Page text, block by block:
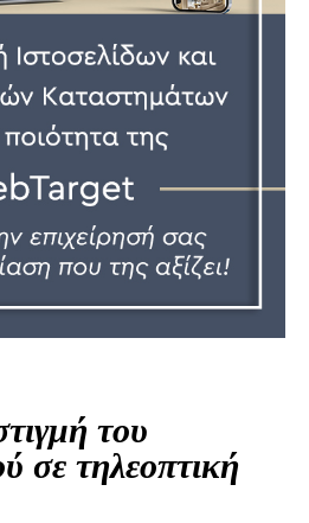
του
σε τηλεοπτική